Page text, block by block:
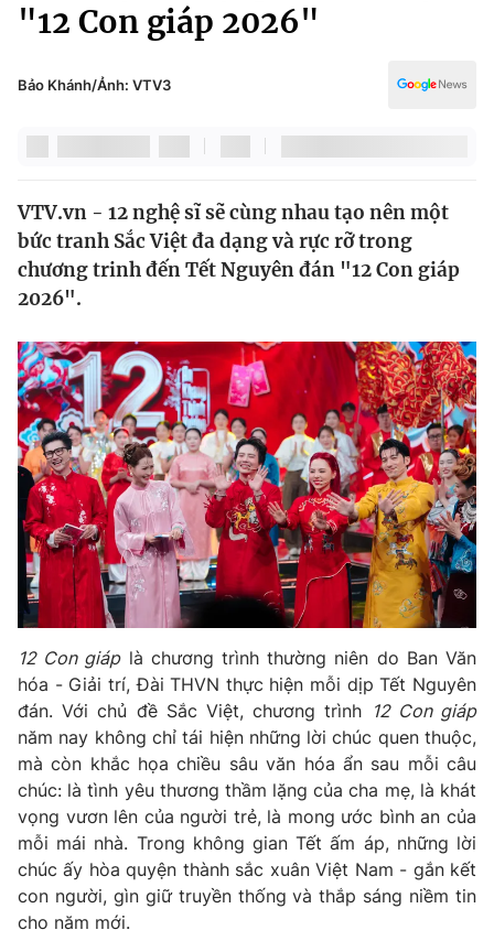
Chính trị
Pháp luật
Thế giới
Tin tức
Thế giới đó đây
Câu chuyện quốc tế
Tài chính
Thị trường
Góc doanh nghiệp
Dữ liệu và đời sống
Truyền hình
Phim VTV
Hậu trường
Nhân vật
Khán giả
Giải sao mai
Giải trí
Điện ảnh
Âm nhạc
Sao
Đời sống
Du lịch
Làm đẹp
Chất lượng cuộc sống
Giáo dục
Tuyển sinh
Học trực tuyến
Công nghệ
Hitech Công nghệ tương lai
Sản phẩm
Thị trường
Tư vấn
Giao lưu trực tuyến
Lịch phát sóng
Chuyên mục khác
Truyền hình
Y tế
Công nghệ
"12 Con giáp 2026"
Bảo Khánh/Ảnh: VTV3
VTV.vn - 12 nghệ sĩ sẽ cùng nhau tạo nên một
bức tranh Sắc Việt đa dạng và rực rỡ trong
chương trinh đến Tết Nguyên đán "12 Con giáp
2026".
12 Con giáplà chương trình thường niên do Ban Văn
hóa - Giải trí, Đài THVN thực hiện mỗi dịp Tết Nguyên
đán. Với chủ đề Sắc Việt, chương trình 12 Con giáp
năm nay không chỉ tái hiện những lời chúc quen thuộc,
mà còn khắc họa chiều sâu văn hóa ẩn sau mỗi câu
chúc: là tình yêu thương thầm lặng của cha mẹ, là khát
vọng vươn lên của người trẻ, là mong ước bình an của
mỗi mái nhà. Trong không gian Tết ấm áp, những lời
chúc ấy hòa quyện thành sắc xuân Việt Nam - gắn kết
con người, gìn giữ truyền thống và thắp sáng niềm tin
cho năm mới.